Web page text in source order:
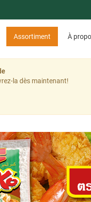
Assortiment À
la dès maintenant!